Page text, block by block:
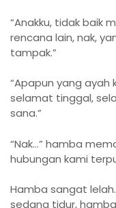
“Anakku, tidak baik
rencana lain, nak,
tampak.”
“Apapun yang ayah
selamat tinggal,
sana.”
“Nak…” hamba
hubungan kami
Hamba sangat
sedang tidur,